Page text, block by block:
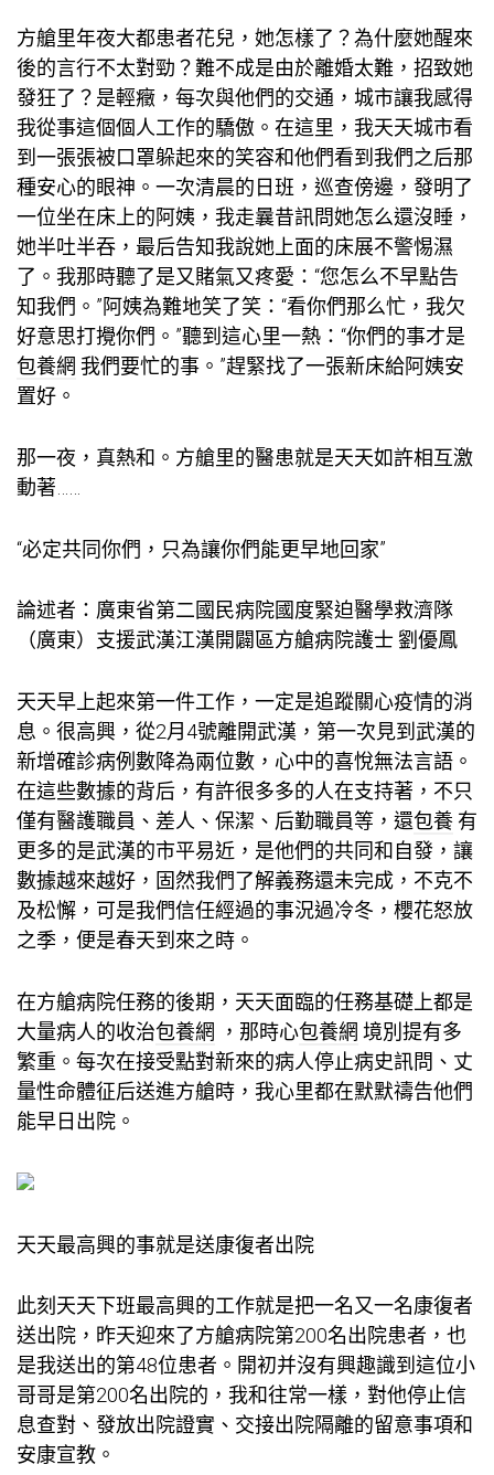
方艙里年夜大都患者花兒，她怎樣了？為什麼她醒來
後的言行不太對勁？難不成是由於離婚太難，招致她
發狂了？是輕癥，每次與他們的交通，城市讓我感得
我從事這個個人工作的驕傲。在這里，我天天城市看
到一張張被口罩躲起來的笑容和他們看到我們之后那
種安心的眼神。一次清晨的日班，巡查傍邊，發明了
一位坐在床上的阿姨，我走曩昔訊問她怎么還沒睡，
她半吐半吞，最后告知我說她上面的床展不警惕濕
了。我那時聽了是又賭氣又疼愛：“您怎么不早點告
知我們。”阿姨為難地笑了笑：“看你們那么忙，我欠
好意思打攪你們。”聽到這心里一熱：“你們的事才是
包養網 我們要忙的事。”趕緊找了一張新床給阿姨安
置好。
那一夜，真熱和。方艙里的醫患就是天天如許相互激
動著……
“必定共同你們，只為讓你們能更早地回家”
論述者：廣東省第二國民病院國度緊迫醫學救濟隊
（廣東）支援武漢江漢開闢區方艙病院護士 劉優鳳
天天早上起來第一件工作，一定是追蹤關心疫情的消
息。很高興，從2月4號離開武漢，第一次見到武漢的
新增確診病例數降為兩位數，心中的喜悅無法言語。
在這些數據的背后，有許很多多的人在支持著，不只
僅有醫護職員、差人、保潔、后勤職員等，還包養 有
更多的是武漢的市平易近，是他們的共同和自發，讓
數據越來越好，固然我們了解義務還未完成，不克不
及松懈，可是我們信任經過的事況過冷冬，櫻花怒放
之季，便是春天到來之時。
在方艙病院任務的後期，天天面臨的任務基礎上都是
大量病人的收治包養網 ，那時心包養網 境別提有多
繁重。每次在接受點對新來的病人停止病史訊問、丈
量性命體征后送進方艙時，我心里都在默默禱告他們
能早日出院。
天天最高興的事就是送康復者出院
此刻天天下班最高興的工作就是把一名又一名康復者
送出院，昨天迎來了方艙病院第200名出院患者，也
是我送出的第48位患者。開初并沒有興趣識到這位小
哥哥是第200名出院的，我和往常一樣，對他停止信
息查對、發放出院證實、交接出院隔離的留意事項和
安康宣教。